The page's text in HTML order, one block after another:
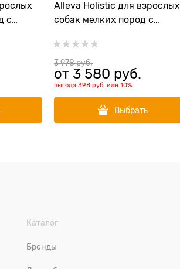
с
Alleva Holistic для взрослых
собак мелких пород с
Fish Adult Mini)
3 978 руб.
от 3 580 руб.
выгода 398 руб. или 10%
Выбрать
Каталог
Бренды